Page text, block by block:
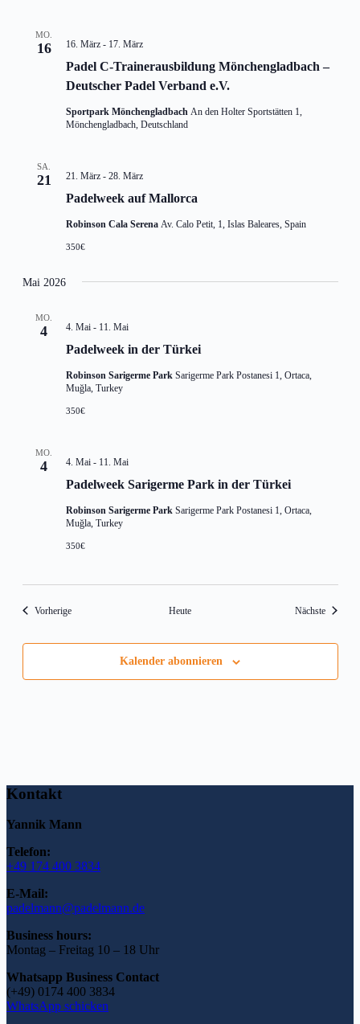
MO.
16
Padel C-Trainerausbildung Mönchengladbach –
Deutscher Padel Verband e.V.
16. März- 17. März
Sportpark Mönchengladbach An den Holter Sportstätten 1,
Mönchengladbach, Deutschland
SA.
21
Padelweek auf Mallorca
21. März- 28. März
Robinson Cala Serena Av. Calo Petit, 1, Islas Baleares, Spain
350€
Mai 2026
MO.
4
Padelweek in der Türkei
4. Mai- 11. Mai
Robinson Sarigerme Park Sarigerme Park Postanesi 1, Ortaca,
Muğla, Turkey
350€
MO.
4
Padelweek Sarigerme Park in der Türkei
4. Mai- 11. Mai
Robinson Sarigerme Park Sarigerme Park Postanesi 1, Ortaca,
Muğla, Turkey
350€
VorherigeVeranstaltungen Heute Nächste
Kalender abonnieren
Kontakt
Yannik Mann
Telefon:
+49 174 400 3834
E-Mail:
padelmann@padelmann.de
Business hours:
Montag – Freitag 10 – 18 Uhr
Whatsapp Business Contact
(+49) 0174 400 3834
WhatsApp schicken